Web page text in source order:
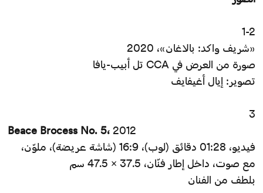
1-2
«شريف واكد: بالاغان»، 2020
صورة من العرض في CCA تل أبيب-يافا
تصوير: إيال أغيفايف
3
Beace Brocess No. 5، 2012
فيديو، 01:28 دقائق (لوب)، 16:9 (شاشة عريضة)، ملوّن،
مع صوت، داخل إطار فنّان، 37.5 × 47.5 سم
بلطف من الفنان